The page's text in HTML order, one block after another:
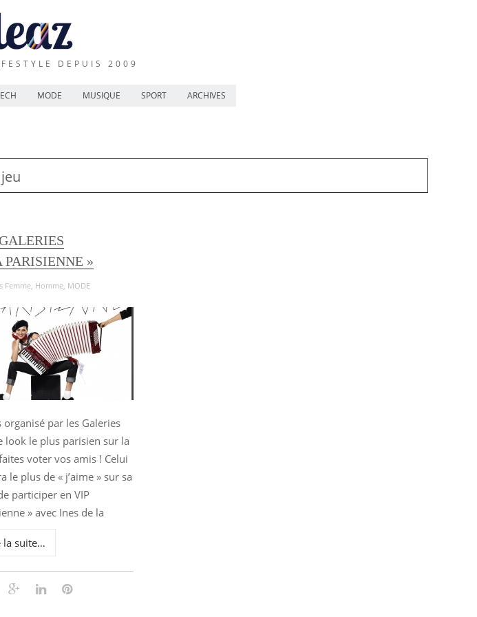
DEPUIS 2009
MODE MUSIQUE SPORT ARCHIVES
jeu
»
Femme, Homme, MODE
par les Galeries
look le plus parisien sur la
voter vos amis ! Celui
le plus de « j’aime » sur sa
participer en VIP
» avec Ines de la
la suite…